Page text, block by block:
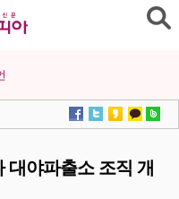
대야파출소 조직 개